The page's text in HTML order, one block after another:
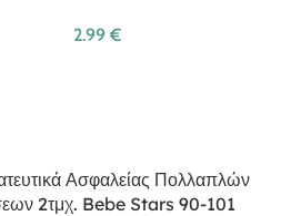
2.99 €
Ασφαλείας Πολλαπλών
2τμχ. Bebe Stars 90-101